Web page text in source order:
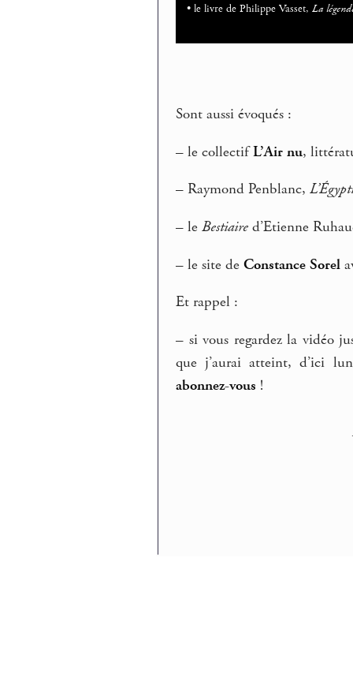
• le livre de Philippe Vasset, La
Sont aussi évoqués :
– le collectifL’Air nu,
– Raymond Penblanc,
– leBestiaire d’Etienne
– le site deConstance Sorel
Et rappel :
– si vous regardez la vidéo
que j’aurai atteint, d’ici
abonnez-vous !